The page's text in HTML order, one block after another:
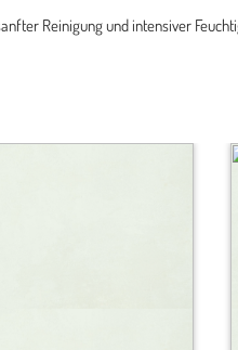
Reinigung und intensiver